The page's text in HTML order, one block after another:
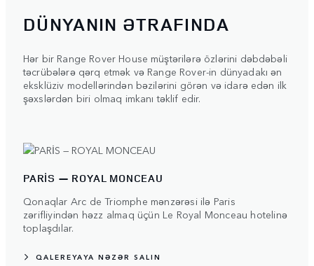
DÜNYANIN ƏTRAFINDA
Hər bir Range Rover House müştərilərə özlərini dəbdəbəli
təcrübələrə qərq etmək və Range Rover-in dünyadakı ən
eksklüziv modellərindən bəzilərini görən və idarə edən ilk
şəxslərdən biri olmaq imkanı təklif edir.
PARİS — ROYAL MONCEAU
Qonaqlar Arc de Triomphe mənzərəsi ilə Paris
zərifliyindən həzz almaq üçün Le Royal Monceau hotelinə
toplaşdılar.
QALEREYAYA NƏZƏR SALIN